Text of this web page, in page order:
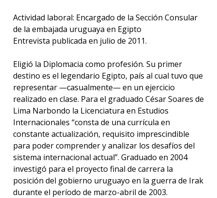
Actividad laboral: Encargado de la Sección Consular
de la embajada uruguaya en Egipto
Entrevista publicada en julio de 2011.
Eligió la Diplomacia como profesión. Su primer
destino es el legendario Egipto, país al cual tuvo que
representar —casualmente— en un ejercicio
realizado en clase. Para el graduado César Soares de
Lima Narbondo la Licenciatura en Estudios
Internacionales “consta de una currícula en
constante actualización, requisito imprescindible
para poder comprender y analizar los desafíos del
sistema internacional actual”. Graduado en 2004
investigó para el proyecto final de carrera la
posición del gobierno uruguayo en la guerra de Irak
durante el período de marzo-abril de 2003.